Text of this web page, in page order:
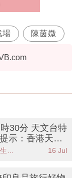
場 陳茵媺
30分 天文台特
示：香港天文
別天氣提示雷
16 Jul